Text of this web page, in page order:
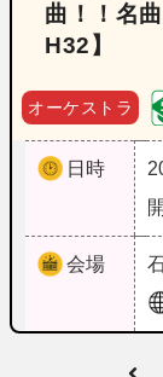
曲！！名
H32】
オーケストラ
日時
会場